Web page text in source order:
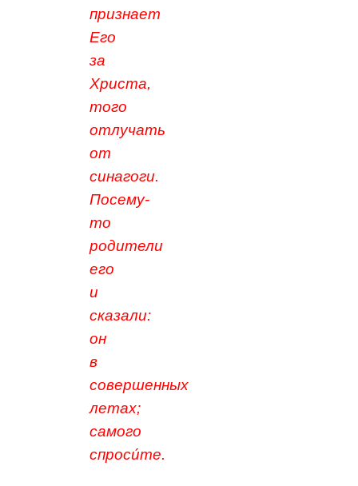
признает
Его
за
Христа,
того
отлучать
от
синагоги.
Посему-
то
родители
его
и
сказали:
он
в
совершенных
летах;
самого
спроси́те.